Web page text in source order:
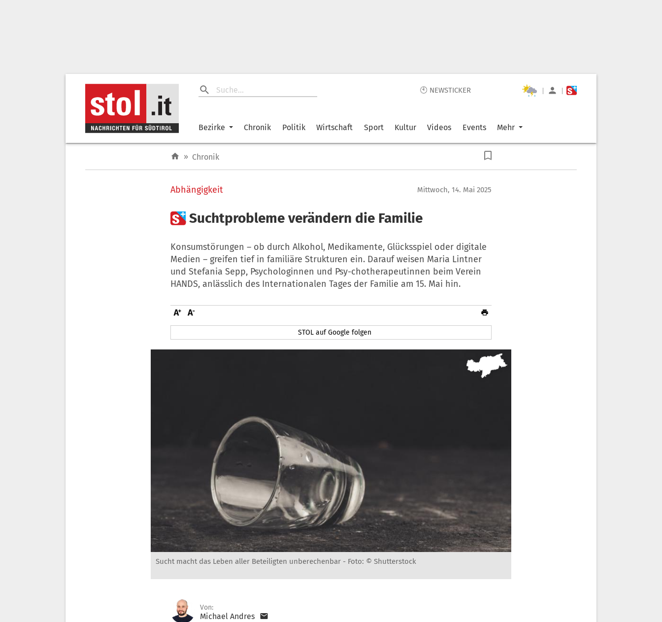
🕙 NEWSTICKER | |
Bezirke Chronik Politik Wirtschaft Sport Kultur Videos Events Mehr
» Chronik
Abhängigkeit Mittwoch, 14. Mai 2025
Suchtprobleme verändern die Familie
Konsumstörungen – ob durch Alkohol, Medikamente, Glücksspiel oder digitale
Medien – greifen tief in familiäre Strukturen ein. Darauf weisen Maria Lintner
und Stefania Sepp, Psychologinnen und Psy-chotherapeutinnen beim Verein
HANDS, anlässlich des Internationalen Tages der Familie am 15. Mai hin.
STOL auf Google folgen
Sucht macht das Leben aller Beteiligten unberechenbar - Foto: © Shutterstock
Von:
Michael Andres